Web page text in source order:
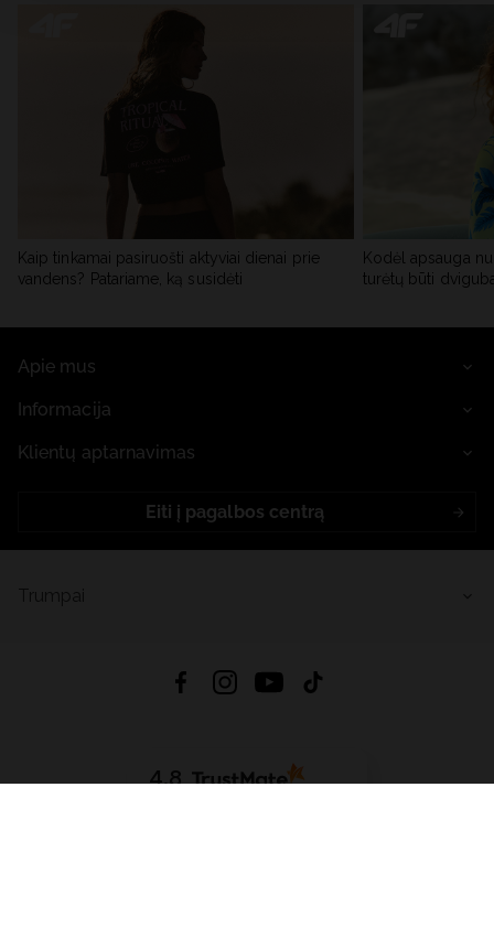
Kaip tinkamai pasiruošti aktyviai dienai prie
vandens? Patariame, ką susidėti
Kodėl apsauga
turėtų būti
Apie mus
Informacija
Klientų aptarnavimas
Eiti į pagalbos centrą
4.8